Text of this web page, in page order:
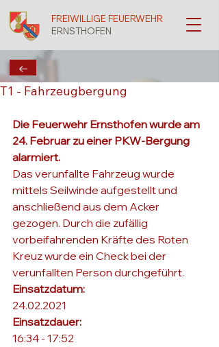
FREIWILLIGE FEUERWEHR
ERNSTHOFEN
T1 - Fahrzeugbergung
Die Feuerwehr Ernsthofen wurde am
24. Februar zu einer PKW-Bergung
alarmiert.
Das verunfallte Fahrzeug wurde
mittels Seilwinde aufgestellt und
anschließend aus dem Acker
gezogen. Durch die zufällig
vorbeifahrenden Kräfte des Roten
Kreuz wurde ein Check bei der
verunfallten Person durchgeführt.
Einsatzdatum:
24.02.2021
Einsatzdauer:
16:34 - 17:52
←